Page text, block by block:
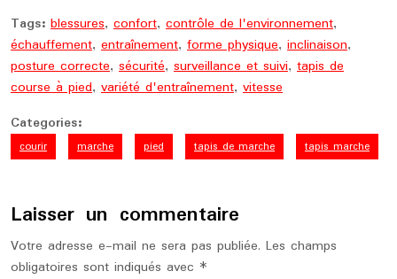
Tags: blessures, confort, contrôle de l'environnement,
échauffement, entraînement, forme physique, inclinaison,
posture correcte, sécurité, surveillance et suivi, tapis de
course à pied, variété d'entraînement, vitesse
Categories:
courir marche pied tapis de marche tapis marche
Laisser un commentaire
Votre adresse e-mail ne sera pas publiée. Les champs
obligatoires sont indiqués avec *